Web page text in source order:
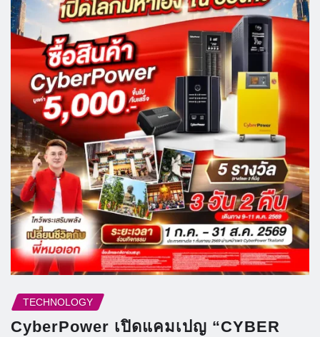
TECHNOLOGY
CyberPower เปิดแคมเปญ “CYBER